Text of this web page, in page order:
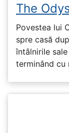
The
Povestea lui
spre casă
întâlnirile
terminând cu